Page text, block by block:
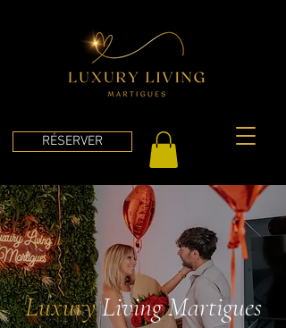
RÉSERVER
LuxuryLiving Martigues